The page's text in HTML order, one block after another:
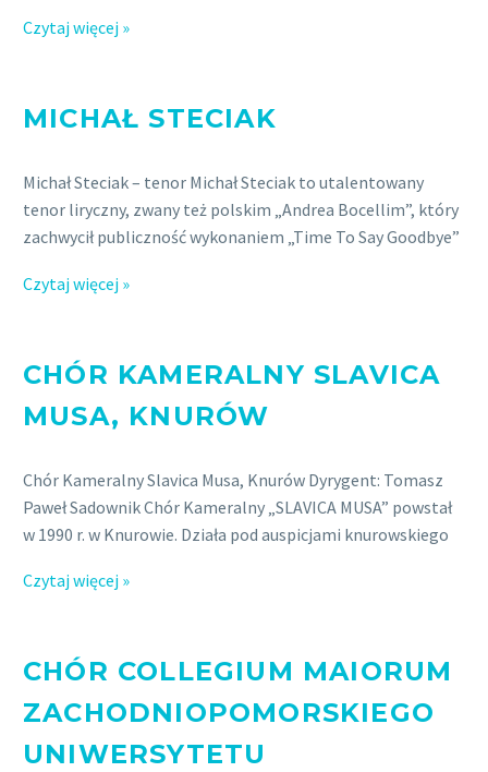
Czytaj więcej »
MICHAŁ STECIAK
Michał Steciak – tenor Michał Steciak to utalentowany
tenor liryczny, zwany też polskim „Andrea Bocellim”, który
zachwycił publiczność wykonaniem „Time To Say Goodbye”
Czytaj więcej »
CHÓR KAMERALNY SLAVICA
MUSA, KNURÓW
Chór Kameralny Slavica Musa, Knurów Dyrygent: Tomasz
Paweł Sadownik Chór Kameralny „SLAVICA MUSA” powstał
w 1990 r. w Knurowie. Działa pod auspicjami knurowskiego
Czytaj więcej »
CHÓR COLLEGIUM MAIORUM
ZACHODNIOPOMORSKIEGO
UNIWERSYTETU